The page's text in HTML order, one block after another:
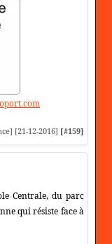
[21-12-2016] [#159]
Centrale, du parc
qui résiste face à